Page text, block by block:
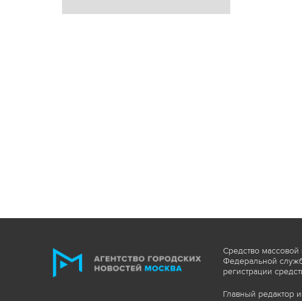
Средство массовой
Федеральной
регистрации
Главный редактор